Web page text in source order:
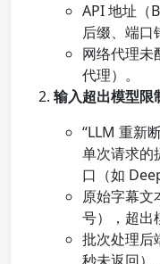
API 地址（
后缀、端口
网络代理未
代理）。
输入超出模型限
“LLM 重新
单次请求的
口（如
原始字幕文
号），超出
批次处理后